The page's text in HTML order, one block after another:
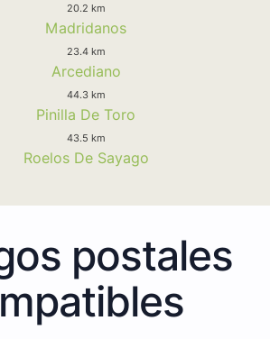
20.2 km
Madridanos
23.4 km
Arcediano
44.3 km
Pinilla De Toro
43.5 km
Roelos De Sayago
postales